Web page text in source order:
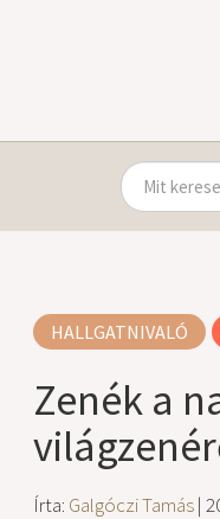
HALLGATNIVALÓ
Zenék a
Írta: Galgóczi Tamás|